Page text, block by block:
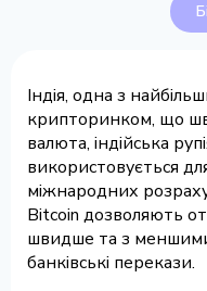
Індія, одна з
крипторинком, що
валюта, індійська
використовується
міжнародних
Bitcoin дозволяють
швидше та з меншими
банківські перекази.